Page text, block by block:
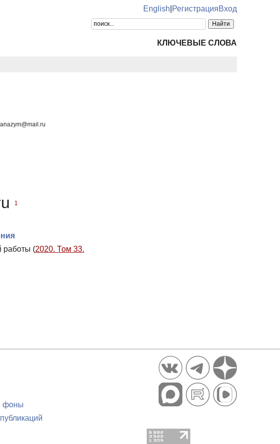
English РегистрацияВход
КЛЮЧЕВЫЕ СЛОВА
1
работы (2020. Том 33.
фоны